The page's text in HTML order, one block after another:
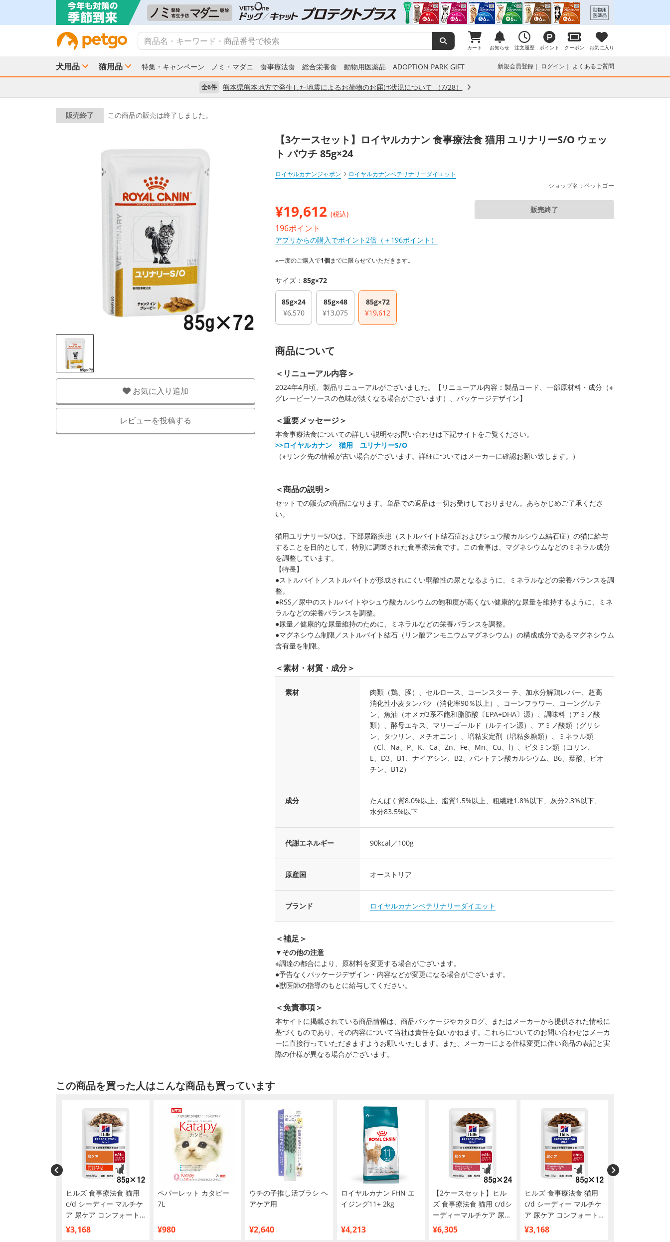
カート お知らせ 注文履歴 ポイント クーポン お気に入り
犬用品 猫用品 特集・キャンペーン ノミ・マダニ 食事療法食 総合栄養食 動物用医薬品 ADOPTION PARK GIFT 新規会員登録 ログイン よくあるご質問
全6件 熊本県熊本地方で発生した地震によるお荷物のお届け状況について （7/28）
販売終了 この商品の販売は終了しました。
お気に入り追加
レビューを投稿する
【3ケースセット】ロイヤルカナン 食事療法食 猫用 ユリナリーS/O ウェッ
ト パウチ 85g×24
ロイヤルカナンジャポン
ロイヤルカナンベテリナリーダイエット
ショップ名：ペットゴー
¥19,612 (税込)
196ポイント
アプリからの購入でポイント2倍（＋196ポイント）
※一度のご購入で1個までに限らせていただきます。
サイズ： 85g×72
85g×24
¥6,570
85g×48
¥13,075
85g×72
¥19,612
販売終了
商品について
＜リニューアル内容＞
2024年4月頃、製品リニューアルがございました。【リニューアル内容：製品コード、一部原材料・成分（※
グレービーソースの色味が淡くなる場合がございます）、パッケージデザイン】
＜重要メッセージ＞
本食事療法食についての詳しい説明やお問い合わせは下記サイトをご覧ください。
>>ロイヤルカナン 猫用 ユリナリーS/O
（※リンク先の情報が古い場合がございます。詳細についてはメーカーに確認お願い致します。）
＜商品の説明＞
セットでの販売の商品になります。単品での返品は一切お受けしておりません。あらかじめご了承くださ
い。
猫用ユリナリーS/Oは、下部尿路疾患（ストルバイト結石症およびシュウ酸カルシウム結石症）の猫に給与
することを目的として、特別に調製された食事療法食です。この食事は、マグネシウムなどのミネラル成分
を調整しています。
【特長】
●ストルバイト／ストルバイトが形成されにくい弱酸性の尿となるように、ミネラルなどの栄養バランスを調
整。
●RSS／尿中のストルバイトやシュウ酸カルシウムの飽和度が高くない健康的な尿量を維持するように、ミネ
ラルなどの栄養バランスを調整。
●尿量／健康的な尿量維持のために、ミネラルなどの栄養バランスを調整。
●マグネシウム制限／ストルバイト結石（リン酸アンモニウムマグネシウム）の構成成分であるマグネシウム
含有量を制限。
＜素材・材質・成分＞
素材
肉類（鶏、豚）、セルロース、コーンスター チ、加水分解鶏レバー、超高
消化性小麦タンパク（消化率90％以上）、コーンフラワー、コーングルテ
ン、魚油（オメガ3系不飽和脂肪酸〔EPA+DHA〕源）、調味料（アミノ酸
類）、酵母エキス、マリーゴールド（ルテイン源）、アミノ酸類（グリシ
ン、タウリン、メチオニン）、増粘安定剤（増粘多糖類）、ミネラル類
（Cl、Na、P、K、Ca、Zn、Fe、Mn、Cu、l）、ビタミン類（コリン、
E、D3、B1、ナイアシン、B2、パントテン酸カルシウム、B6、葉酸、ビオ
チン、B12）
成分
たんぱく質8.0%以上、脂質1.5%以上、粗繊維1.8%以下、灰分2.3%以下、
水分83.5%以下
代謝エネルギー 90kcal／100g
原産国 オーストリア
ブランド ロイヤルカナンベテリナリーダイエット
＜補足＞
▼その他の注意
※調達の都合により、原材料を変更する場合がございます。
●予告なくパッケージデザイン・内容などが変更になる場合がございます。
●獣医師の指導のもとに給与してください。
＜免責事項＞
本サイトに掲載されている商品情報は、商品パッケージやカタログ、またはメーカーから提供された情報に
基づくものであり、その内容について当社は責任を負いかねます。これらについてのお問い合わせはメーカ
ーに直接行っていただきますようお願いいたします。また、メーカーによる仕様変更に伴い商品の表記と実
際の仕様が異なる場合がございます。
この商品を買った人はこんな商品も買っています
ヒルズ 食事療法食 猫用
c/d シーディー マルチケ
ア 尿ケア コンフォート
やわらかチキン＆グレイ
ビーソース パウチ
¥3,168
ペパーレット カタピー
7L
¥980
ウチの子推し活ブラシ ヘ
アケア用
¥2,640
ロイヤルカナン FHN エ
イジング11+ 2kg
¥4,213
【2ケースセット】ヒル
ズ 食事療法食 猫用 c/dシ
ーディーマルチケア 尿ケ
ア コンフォート やわら
かサーモン＆グレイビー
¥6,305
ヒルズ 食事療法食 猫用
c/d シーディー マルチケ
ア 尿ケア コンフォート
やわらかサーモン＆グレ
イビーソース パウチ
¥3,168